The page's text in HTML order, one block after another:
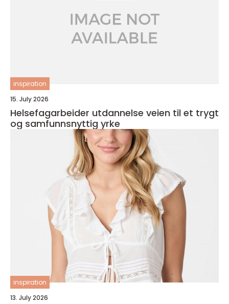
inspiration
15. July 2026
Helsefagarbeider utdannelse veien til et trygt
og samfunnsnyttig yrke
inspiration
13. July 2026